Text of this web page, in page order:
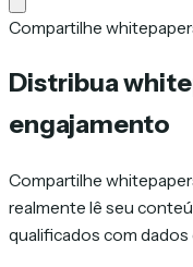
Compartilhe
Distribua
engajamento
Compartilhe
realmente lê seu
qualificados com dados